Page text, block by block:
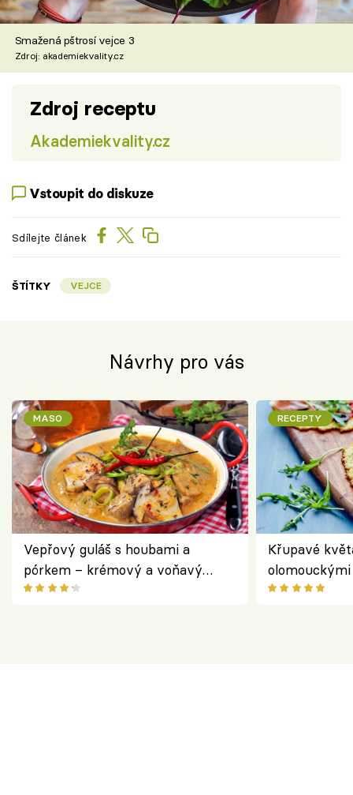
Smažená pštrosí vejce 3
Zdroj: akademiekvality.cz
Zdroj receptu
Akademiekvality.cz
Vstoupit do diskuze
Sdílejte článek
ŠTÍTKY VEJCE
Návrhy pro vás
MASO
Vepřový guláš s houbami a
pórkem – krémový a voňavý
pokrm z jednoho hrnce
RECEPTY
Křupavé
bezlepkový